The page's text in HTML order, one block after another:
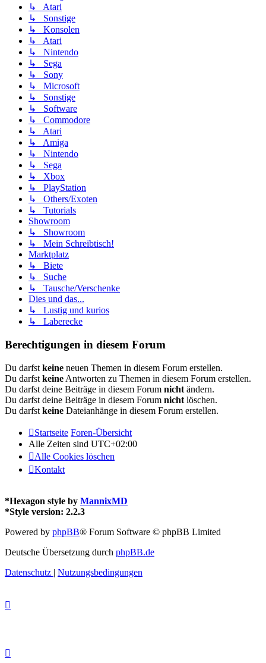
↳ Atari
↳ Sonstige
↳ Konsolen
↳ Atari
↳ Nintendo
↳ Sega
↳ Sony
↳ Microsoft
↳ Sonstige
↳ Software
↳ Commodore
↳ Atari
↳ Amiga
↳ Nintendo
↳ Sega
↳ Xbox
↳ PlayStation
↳ Others/Exoten
↳ Tutorials
Showroom
↳ Showroom
↳ Mein Schreibtisch!
Marktplatz
↳ Biete
↳ Suche
↳ Tausche/Verschenke
Dies und das...
↳ Lustig und kurios
↳ Laberecke
Berechtigungen in diesem Forum
Du darfst keine neuen Themen in diesem Forum erstellen.
Du darfst keine Antworten zu Themen in diesem Forum erstellen.
Du darfst deine Beiträge in diesem Forum nicht ändern.
Du darfst deine Beiträge in diesem Forum nicht löschen.
Du darfst keine Dateianhänge in diesem Forum erstellen.
Startseite Foren-Übersicht
Alle Zeiten sind UTC+02:00
Alle Cookies löschen
Kontakt
*Hexagon style by MannixMD
*Style version: 2.2.3
Powered by phpBB® Forum Software © phpBB Limited
Deutsche Übersetzung durch phpBB.de
Datenschutz | Nutzungsbedingungen